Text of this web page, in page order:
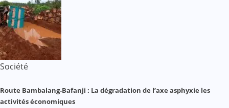
Société
Route Bambalang-Bafanji : La dégradation de l’axe asphyxie les
activités économiques